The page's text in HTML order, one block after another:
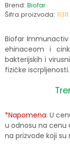
Brend: Biofar
Šifra proizvoda: 11311
Biofar
ehinaceom i
bakterijskih i
fizičke iscrpljenosti.
*Napomena: U
u odnosu na cenu
na prizvode koji su